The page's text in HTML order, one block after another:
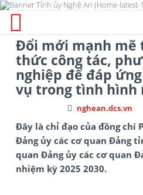
Đổi mới mạnh mẽ
thức công tác,
nghiệp để đáp
vụ trong tình hình
nghean.dcs.vn
Đây là chỉ đạo của đồng chí
Đảng ủy các cơ quan Đảng
quan Đảng ủy các cơ quan
nhiệm kỳ 2025 2030.